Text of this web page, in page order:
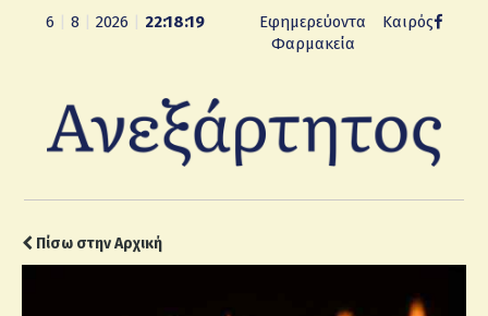
6 8 2026 22:18:20
Εφημερεύοντα
Φαρμακεία
Καιρός
Πίσω στην Αρχική